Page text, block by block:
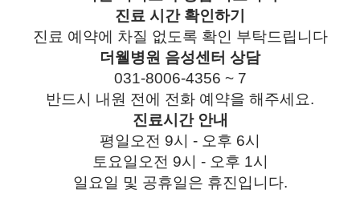
진료 시간 확인하기
진료 예약에 차질 없도록 확인 부탁드립니다
더웰병원 음성센터 상담
031-8006-4356 ~ 7
반드시 내원 전에 전화 예약을 해주세요.
진료시간 안내
평일 오전 9시 - 오후 6시
토요일 오전 9시 - 오후 1시
일요일 및 공휴일은 휴진입니다.